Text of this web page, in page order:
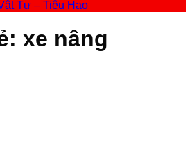
Tư – Tiêu Hao
xe nâng